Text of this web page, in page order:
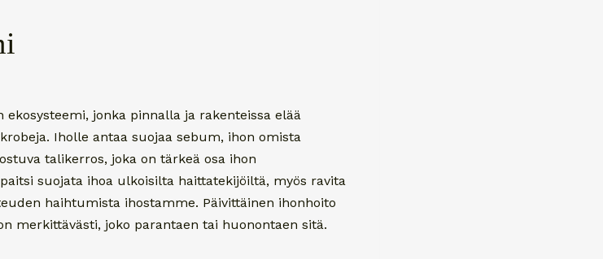
jonka pinnalla ja rakenteissa elää
Iholle antaa suojaa sebum, ihon omista
talikerros, joka on tärkeä osa ihon
suojata ihoa ulkoisilta haittatekijöiltä, myös ravita
haihtumista ihostamme. Päivittäinen ihonhoito
merkittävästi, joko parantaen tai huonontaen sitä.